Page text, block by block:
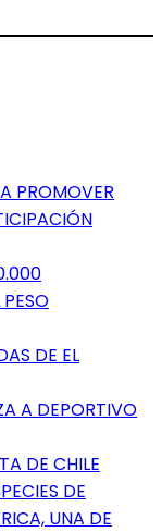
PROMOVER
DE EL
A DEPORTIVO
DE CHILE
DE
UNA DE